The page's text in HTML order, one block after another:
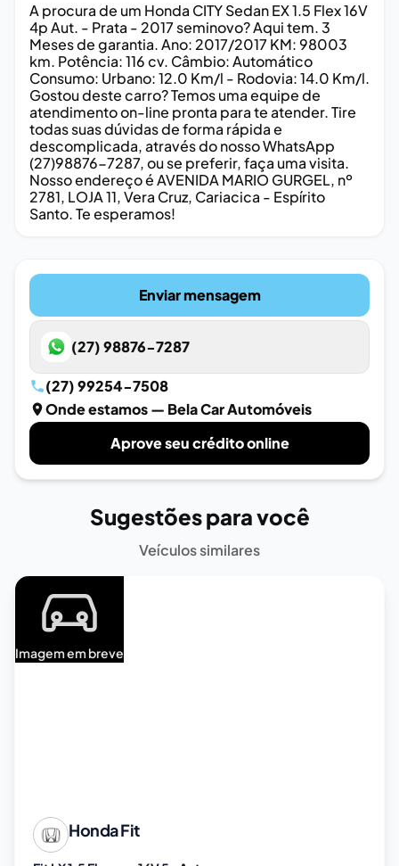
A procura de um Honda CITY Sedan EX 1.5 Flex 16V
4p Aut. - Prata - 2017 seminovo? Aqui tem. 3
Meses de garantia. Ano: 2017/2017 KM: 98003
km. Potência: 116 cv. Câmbio: Automático
Consumo: Urbano: 12.0 Km/l - Rodovia: 14.0 Km/l.
Gostou deste carro? Temos uma equipe de
atendimento on-line pronta para te atender. Tire
todas suas dúvidas de forma rápida e
descomplicada, através do nosso WhatsApp
(27)98876-7287, ou se preferir, faça uma visita.
Nosso endereço é AVENIDA MARIO GURGEL, nº
2781, LOJA 11, Vera Cruz, Cariacica - Espírito
Santo. Te esperamos!
Enviar mensagem
(27) 98876-7287
(27) 99254-7508
Onde estamos— Bela Car Automóveis
Aprove seu crédito online
Sugestões para você
Veículos similares
Imagem em breve
HondaFit